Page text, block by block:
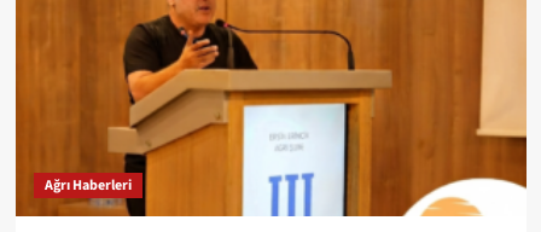
Ağrı Haberleri